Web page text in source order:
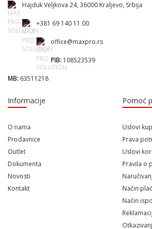
Hajduk Veljkova 24, 36000 Kraljevo, Srbija
+381 69 140 11 00
office@maxpro.rs
PIB: 108523539
MB: 63511218
Informacije
O nama
Prodavnice
Outlet
Dokumenta
Novosti
Kontakt
Pomoć
Uslovi
Prava
Uslovi
Pravila o
Način
Način